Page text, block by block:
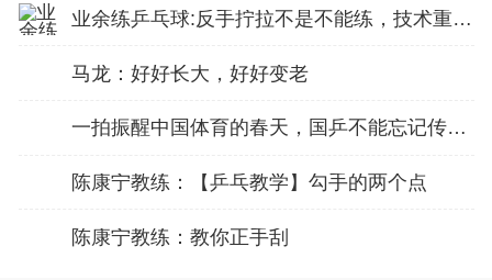
业余练乒乓球:反手拧拉不是不能练，技术重点就不在手上
马龙：好好长大，好好变老
一拍振醒中国体育的春天，国乒不能忘记传奇前辈这份初心！
陈康宁教练：【乒乓教学】勾手的两个点
陈康宁教练：教你正手刮